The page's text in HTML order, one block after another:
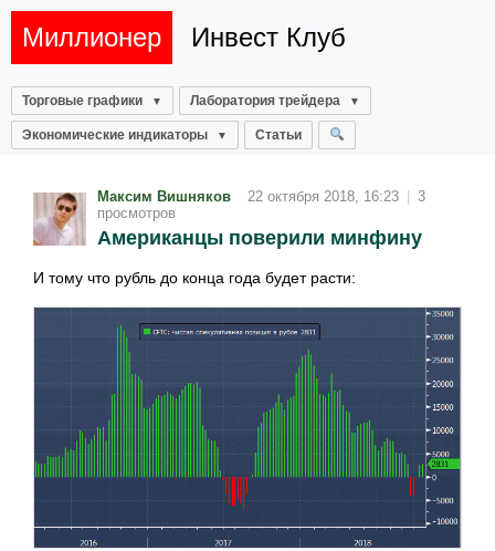
Миллионер Инвест Клуб
Торговые графики Лаборатория трейдера
Экономические индикаторы Статьи
Максим Вишняков 22 октября 2018, 16:23
3
просмотров
Американцы поверили минфину
И тому что рубль до конца года будет расти: